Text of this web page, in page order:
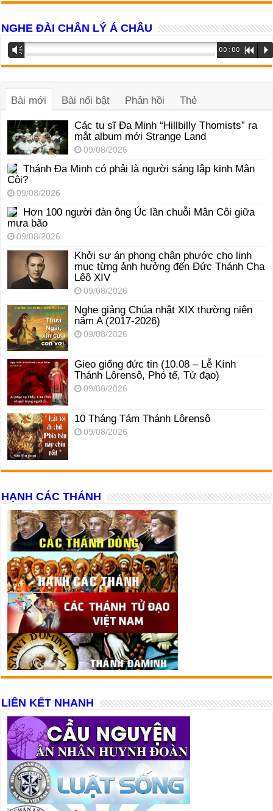
NGHE ĐÀI CHÂN LÝ Á CHÂU
Trình
phát
âm
Vm 00:00 R P
Bài mới Bài nổi bật Phản hồi Thẻ
Các tu sĩ Đa Minh “Hillbilly Thomists” ra
mắt album mới Strange Land
09/08/2026
Thánh Đa Minh có phải là người sáng lập kinh Mân
Côi?
09/08/2026
Hơn 100 người đàn ông Úc lần chuỗi Mân Côi giữa
mưa bão
09/08/2026
Khởi sự án phong chân phước cho linh
mục từng ảnh hưởng đến Đức Thánh Cha
Lêô XIV
09/08/2026
Nghe giảng Chúa nhật XIX thường niên
năm A (2017-2026)
09/08/2026
Gieo giống đức tin (10.08 – Lễ Kính
Thánh Lôrensô, Phó tế, Tử đạo)
09/08/2026
10 Tháng Tám Thánh Lôrensô
09/08/2026
HẠNH CÁC THÁNH
LIÊN KẾT NHANH